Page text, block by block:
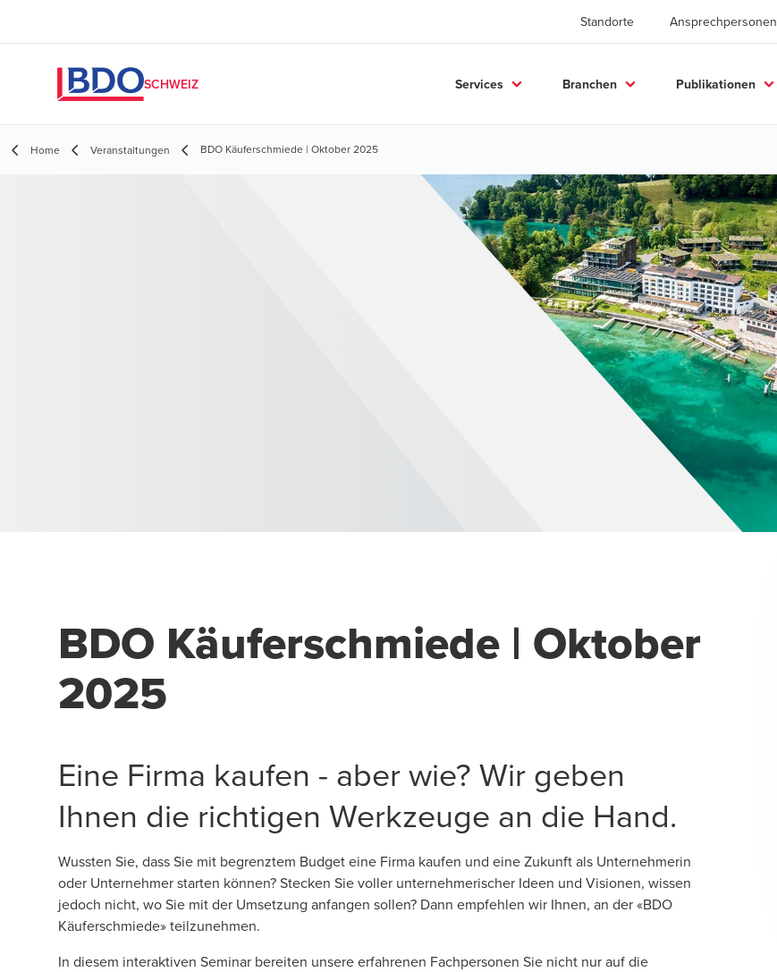
Standorte Ansprechpersonen
SCHWEIZ Services Branchen Publikationen
Home Veranstaltungen BDO Käuferschmiede | Oktober 2025
BDO Käuferschmiede | Oktober
2025
Eine Firma kaufen - aber wie? Wir geben
Ihnen die richtigen Werkzeuge an die Hand.
Wussten Sie, dass Sie mit begrenztem Budget eine Firma kaufen und eine Zukunft als Unternehmerin
oder Unternehmer starten können? Stecken Sie voller unternehmerischer Ideen und Visionen, wissen
jedoch nicht, wo Sie mit der Umsetzung anfangen sollen? Dann empfehlen wir Ihnen, an der «BDO
Käuferschmiede» teilzunehmen.
In diesem interaktiven Seminar bereiten unsere erfahrenen Fachpersonen Sie nicht nur auf die